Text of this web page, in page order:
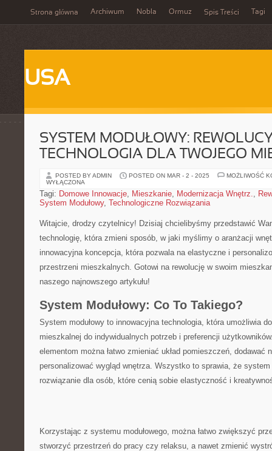
Strona główna Archiwum Nobla Ormuz Spis Treści Tagi
USA
SYSTEM MODUŁOWY:
TECHNOLOGIA DLA TWOJEGO
POSTED BY ADMIN POSTED ON MAR - 2 - 2025
MOŻLIWOŚĆ
WYŁĄCZONA
Tagi: Domowe Innowacje, Mieszkanie, Modernizacja Wnętrz.,
System Modułowy, Technologiczne Rozwiązania
Witajcie, drodzy czytelnicy! Dzisiaj chcielibyśmy przedstawić
technologię,⁢ która zmieni sposób, ‍w jaki myślimy o aranżacji
innowacyjna koncepcja, która pozwala‌ na elastyczne i
przestrzeni mieszkalnych. Gotowi ​na‍ rewolucję w swoim
naszego najnowszego artykułu!
System Modułowy: Co To Takiego?
System modułowy to⁣ innowacyjna technologia, która umożliwia
mieszkalnej do ⁤indywidualnych potrzeb i preferencji
elementom można łatwo zmieniać układ pomieszczeń, dodawać
personalizować ​wygląd wnętrza. ⁣Wszystko to sprawia, że system
rozwiązanie dla osób, które cenią sobie elastyczność i
Korzystając z ⁣systemu modułowego, można łatwo zwiększyć
stworzyć przestrzeń do pracy czy relaksu, a nawet zmienić